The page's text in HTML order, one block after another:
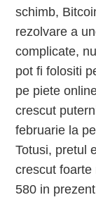
schimb,
rezolvare a
complicate,
pot fi folositi
pe piete
crescut
februarie la
Totusi, pretul
crescut
580 in